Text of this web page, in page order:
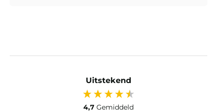
Uitstekend
4,7 Gemiddeld